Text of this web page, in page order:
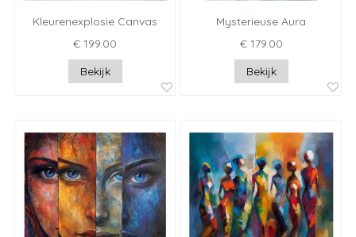
Kleurenexplosie Canvas
€ 199.00
Bekijk
Mysterieuse Aura
€ 179.00
Bekijk